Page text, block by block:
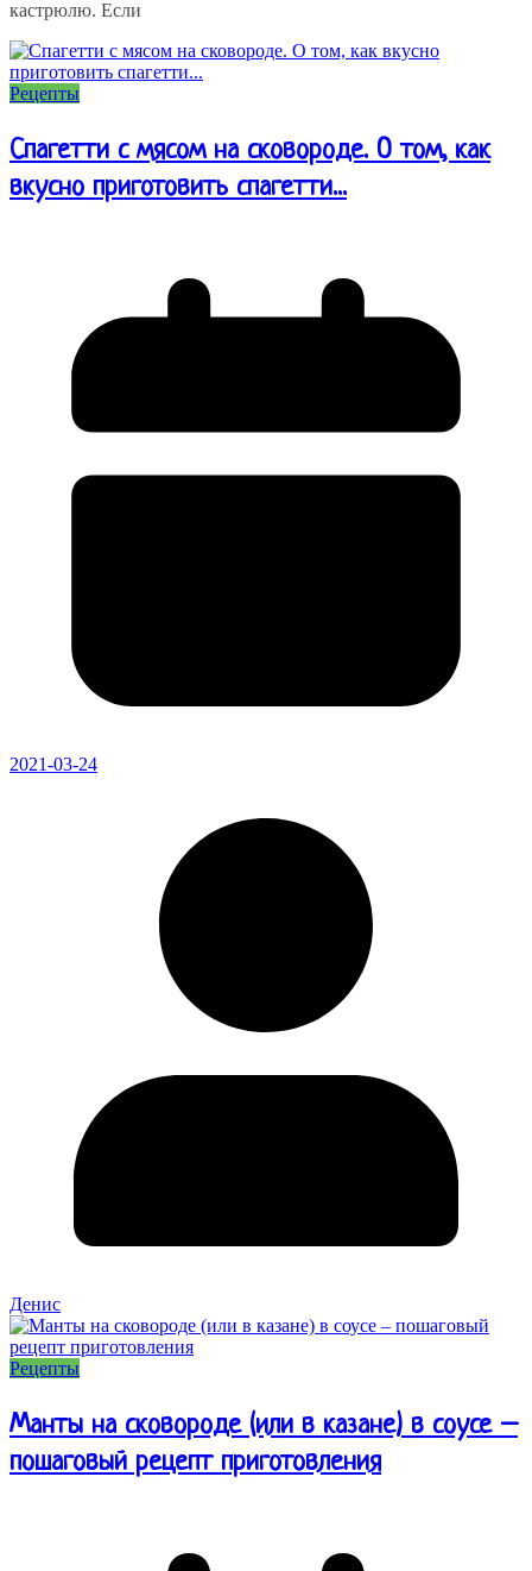
кастрюлю. Если
Рецепты
Спагетти с мясом на сковороде. О том, как
вкусно приготовить спагетти...
2021-03-24
Денис
Рецепты
Манты на сковороде (или в казане) в соусе –
пошаговый рецепт приготовления